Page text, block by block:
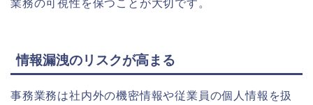
業務の可視性を保つことが大切です。
情報漏洩のリスクが高まる
事務業務は社内外の機密情報や従業員の個人情報を扱